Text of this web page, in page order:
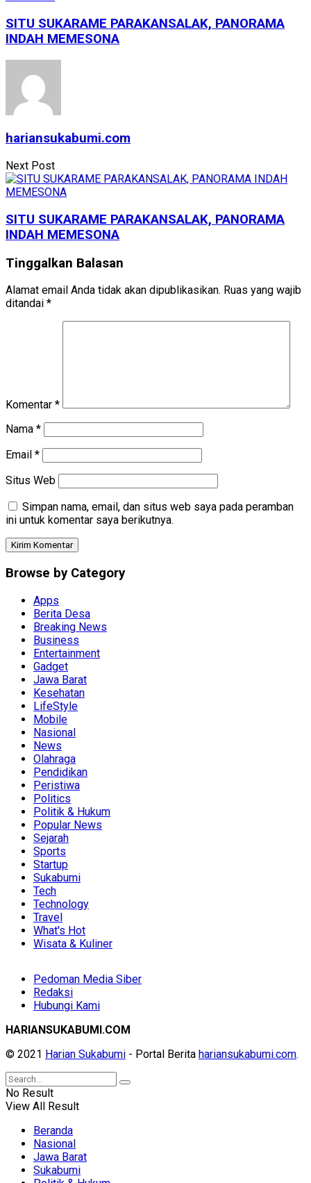
SITU SUKARAME PARAKANSALAK, PANORAMA
INDAH MEMESONA
hariansukabumi.com
Next Post
SITU SUKARAME PARAKANSALAK, PANORAMA
INDAH MEMESONA
Tinggalkan Balasan
Alamat email Anda tidak akan dipublikasikan. Ruas yang wajib
ditandai *
Komentar *
Nama *
Email *
Situs Web
Simpan nama, email, dan situs web saya pada peramban
ini untuk komentar saya berikutnya.
Browse by Category
Apps
Berita Desa
Breaking News
Business
Entertainment
Gadget
Jawa Barat
Kesehatan
LifeStyle
Mobile
Nasional
News
Olahraga
Pendidikan
Peristiwa
Politics
Politik & Hukum
Popular News
Sejarah
Sports
Startup
Sukabumi
Tech
Technology
Travel
What's Hot
Wisata & Kuliner
Pedoman Media Siber
Redaksi
Hubungi Kami
HARIANSUKABUMI.COM
© 2021 Harian Sukabumi - Portal Berita hariansukabumi.com.
No Result
View All Result
Beranda
Nasional
Jawa Barat
Sukabumi